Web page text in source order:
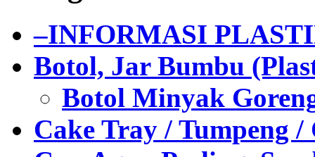
–INFORMASI
Botol, Jar Bumbu
Botol Minyak
Cake Tray / Tumpeng /